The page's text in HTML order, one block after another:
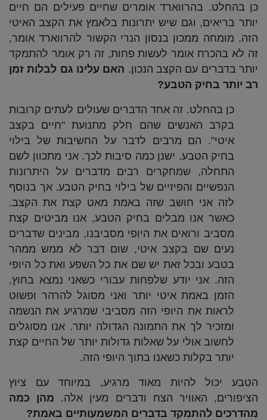
כן בהחלט. בהרווארד אומרים שחיים פעילים הם חיים
יותר בריאים, וגם שיש יתרונות בלאמץ את הקצב האיטי
הזה. מומחה ממכון בנסון הנרי הקשור להרווארד אומר,
זה לא בהכרח אומר לעשות פחות, זה רק אומר להתמקד
יותר בדברים עם הקצב הנכון. האם עלינו גם לבלות זמן
רב יותר בחיק הטבע?
כן בהחלט. זה אחד הדברים שעולים לעתים קרובות
בקרב האנשים שהם חלק מתנועת "חיים בקצב
איטי". הם מרבים לדבר על החשיבות של בילוי
בחיק הטבע. ישנן כמה סיבות לכך. אני מתכוון לשם
התחלה, שמחקרים רבים מדברים על היתרונות
הנפשיים והפיזיים של בילוי בחיק הטבע. אך בנוסף
לזה אני חושב שזה באמת מאט קצת את הקצב.
כאשר אנו מבלים בחיק הטבע, אנו מביטים קצת
מסביב ורואים את היופי מסביבנו, מבינים שדברים
נעים שם בקצב איטי, שום דבר לא ממש ממהר
בטבע ובכל זאת יש שם את כל השפע ואת כל היופי
הזה. אני יודע שלפחות עבורי כשאני נמצא בחוץ,
הזמן באמת איטי יותר ואני מסוגל להרהר ופשוט
לראות את היופי הזה מסביבי שמרגיע את הנשמה
ומזכיר לך את התמונה הגדולה יותר. אנו מסוגלים
לחשוב אולי על שאלות גדולות יותר של החיים קצת
יותר בקלות כשאנו בתוך היופי הזה.
הטבע יכול להיות מאוד מרגיע, במיוחד עם ציוץ
הציפורים, האוויר הצח ודברים מעין אלה. מהן כמה
מהדרכים להתמקד בדברים המשמעותיים באמת?